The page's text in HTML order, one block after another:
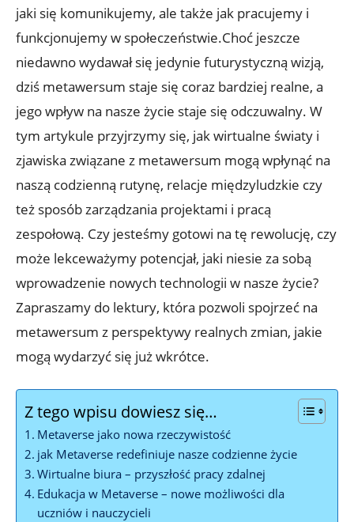
jaki się komunikujemy, ale także jak pracujemy i
funkcjonujemy w społeczeństwie.Choć jeszcze
niedawno wydawał się jedynie futurystyczną wizją,
dziś metawersum staje się coraz bardziej realne, a
jego wpływ na nasze życie staje się odczuwalny. W
tym artykule przyjrzymy się, jak wirtualne światy i
zjawiska związane z metawersum mogą wpłynąć na
naszą codzienną rutynę, relacje międzyludzkie czy
też sposób zarządzania projektami i pracą
zespołową. Czy jesteśmy gotowi na tę rewolucję, czy
może lekceważymy potencjał, jaki niesie za sobą
wprowadzenie nowych technologii w nasze życie?
Zapraszamy do lektury, która pozwoli spojrzeć na
metawersum z perspektywy realnych zmian, jakie
mogą wydarzyć się już wkrótce.
Z tego wpisu dowiesz się…
Metaverse jako nowa rzeczywistość
jak Metaverse redefiniuje nasze codzienne życie
Wirtualne biura – przyszłość pracy zdalnej
Edukacja w Metaverse – nowe możliwości dla
uczniów i nauczycieli